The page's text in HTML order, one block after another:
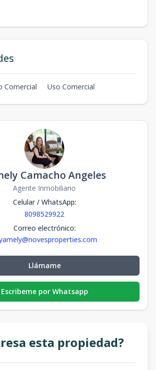
Comercial Uso Comercial
Camacho Angeles
Agente Inmobiliario
Celular / WhatsApp:
8098529922
Correo electrónico:
Llámame
Escribeme por Whatsapp
esta propiedad?